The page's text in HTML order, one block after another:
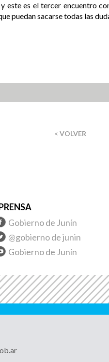
este es el tercer encuentro
puedan sacarse todas las
< VOLVER
Gobierno de Junín
@gobierno de junin
Gobierno de Junín